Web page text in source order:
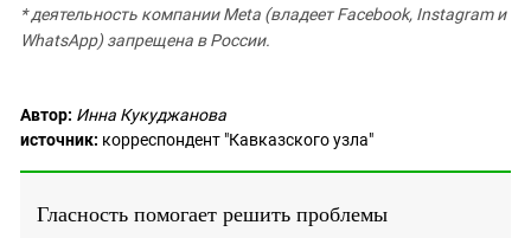
* деятельность компании Meta (владеет Facebook, Instagram и
WhatsApp) запрещена в России.
Автор: Инна Кукуджанова
источник: корреспондент "Кавказского узла"
Гласность помогает решить проблемы